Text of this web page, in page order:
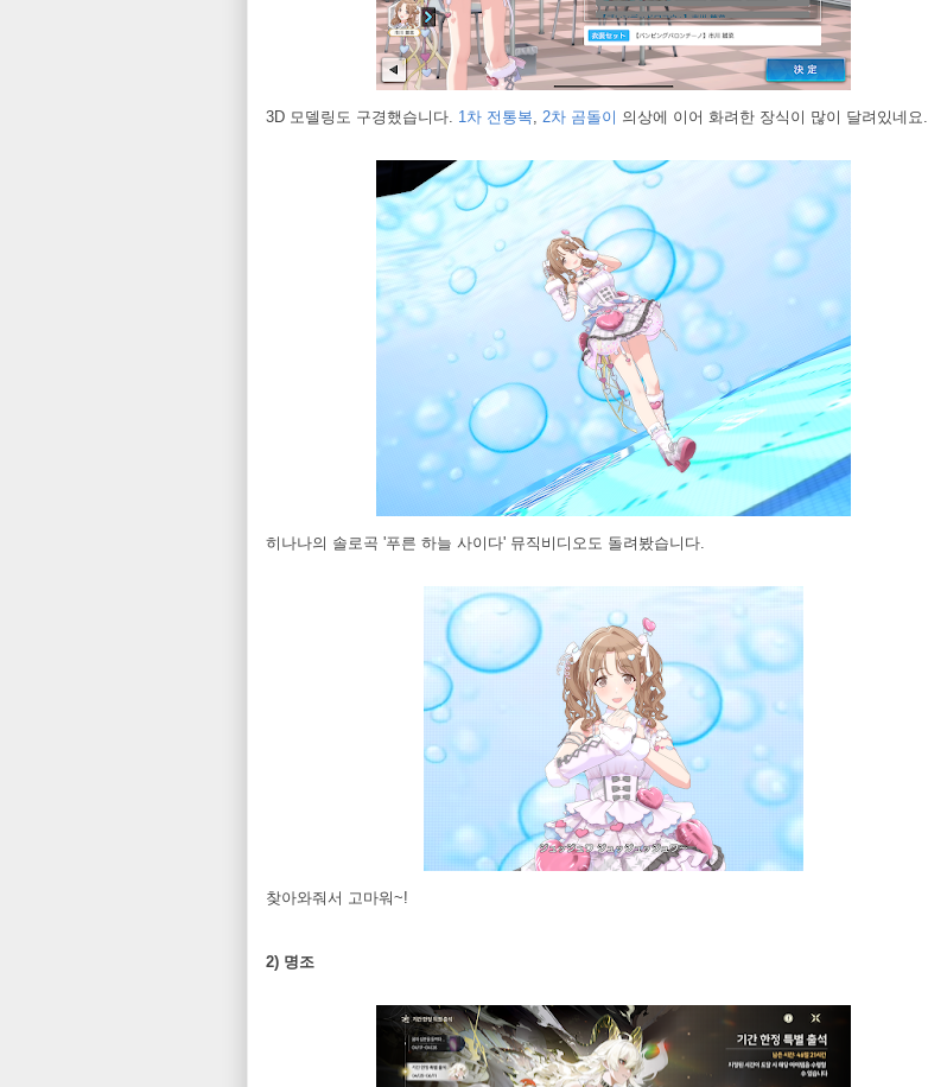
3D 모델링도 구경했습니다. 1차 전통복, 2차 곰돌이 의상에 이어 화려한 장식이 많이 달려있네요.
히나나의 솔로곡 '푸른 하늘 사이다' 뮤직비디오도 돌려봤습니다.
찾아와줘서 고마워~!
2) 명조